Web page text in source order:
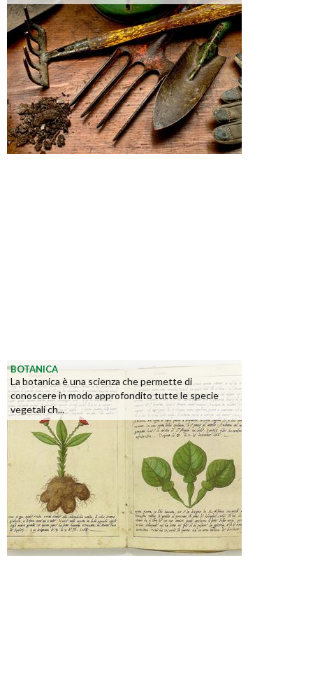
BOTANICA
La botanica è una scienza che permette di
conoscere in modo approfondito tutte le specie
vegetali ch...